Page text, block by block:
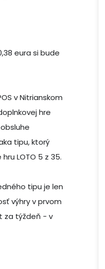
eura si bude
v Nitrianskom
hre
tipu, ktorý
LOTO 5 z 35.
tipu je len
výhry v prvom
za týždeň - v